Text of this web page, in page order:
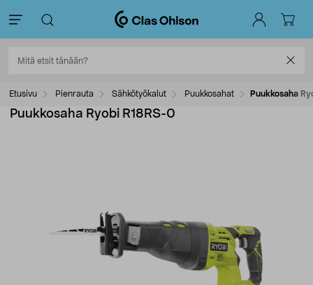
Etusivu Pienrauta Sähkötyökalut Puukkosahat Puukkosaha
Puukkosaha Ryobi R18RS-0